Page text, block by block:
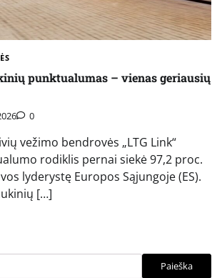
punktualumas – vienas geriausių
0
vežimo bendrovės „LTG Link“
rodiklis pernai siekė 97,2 proc.
lyderystę Europos Sąjungoje (ES).
[…]
Paieška